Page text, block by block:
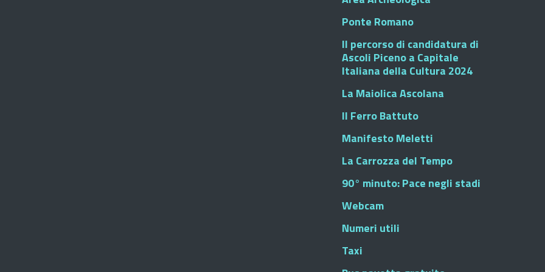
Ponte Romano
Il percorso di candidatura di
Ascoli Piceno a Capitale
Italiana della Cultura 2024
La Maiolica Ascolana
Il Ferro Battuto
Manifesto Meletti
La Carrozza del Tempo
90° minuto: Pace negli stadi
Webcam
Numeri utili
Taxi